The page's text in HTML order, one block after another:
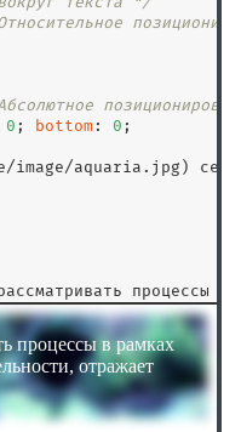
0 ; bottom : 0 ;
image/aquaria.jpg)
процессы
отражает